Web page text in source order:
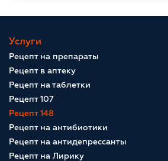
Услуги
Рецепт на препараты
Рецепт в аптеку
Рецепт на таблетки
Рецепт 107
Рецепт 148
Рецепт на антибиотики
Рецепт на антидепрессанты
Рецепт на Лирику